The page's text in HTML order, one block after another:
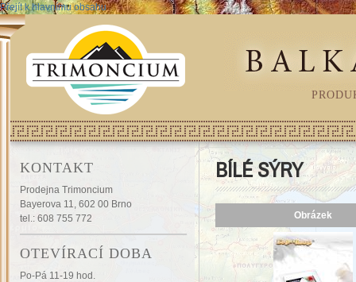
Přejít k hlavnímu obsahu
BÍLÉ SÝRY
Obrázek
KONTAKT
Prodejna Trimoncium
Bayerova 11, 602 00 Brno
tel.: 608 755 772
OTEVÍRACÍ DOBA
Po-Pá 11-19 hod.